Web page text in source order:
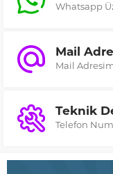
Whatsapp
Mail
Mail
Teknik
Telefon